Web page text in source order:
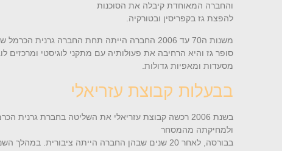
והחברה המאוחדת קיבלה את הסוכנות
להפצת גז בקפריסין ובטורקיה.
משנות ה70 עד 2006 החברה הייתה תחת החברה
סופר גז והיא הרחיבה את פעולותיה עם מתקני לוגיסטי ומרכזים
מסעדות ומאפיות גדולות.
בבעלות קבוצת עזריאלי
ולמחיקתה מהמסחר
בבורסה, לאחר 20 שנים שבהן החברה הייתה ציבורית. במהלך השנים זכתה חברת סופרגז שלוש פעמים במכרזים לאספקת גז לצה"ל.